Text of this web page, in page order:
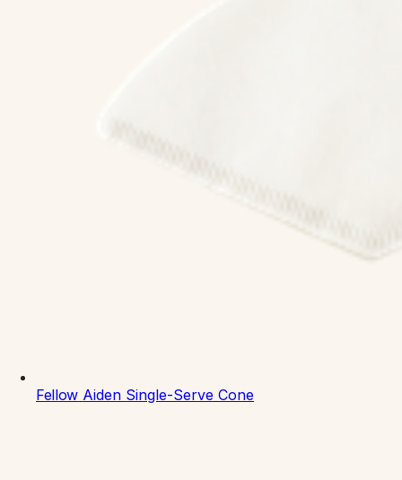
Fellow Aiden Single-Serve Cone